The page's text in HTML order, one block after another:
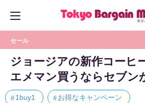
セール
ジョージアの新作コーヒ
エメマン買うならセブン
1buy1 お得なキャンペーン